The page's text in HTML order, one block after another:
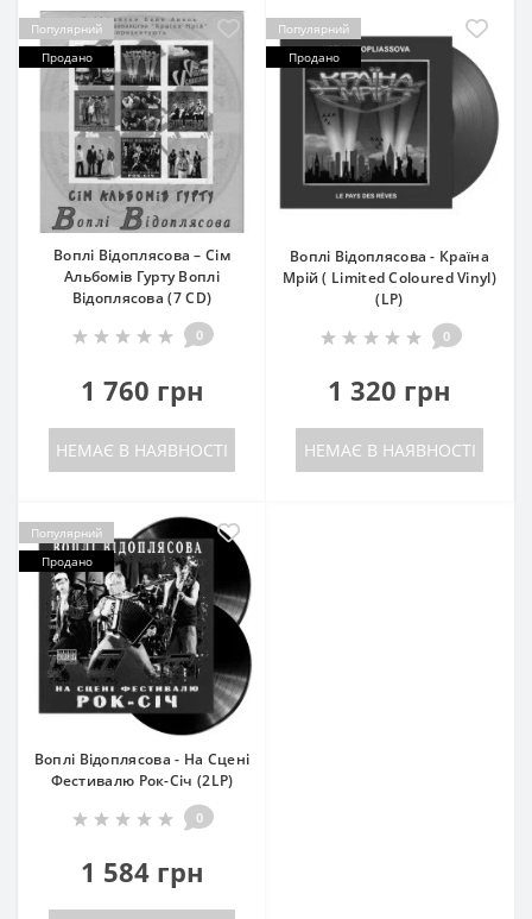
Популярний
Продано
Воплі Відоплясова ‎– Сім
Альбомів Гурту Воплі
Відоплясова (7 CD)
0
1 760 грн
НЕМАЄ В НАЯВНОСТІ
Популярний
Продано
Воплі Відоплясова - Країна
Мрій ( Limited Coloured Vinyl)
(LP)
0
1 320 грн
НЕМАЄ В НАЯВНОСТІ
Популярний
Продано
Воплі Відоплясова - На Сцені
Фестивалю Рок-Січ (2LP)
0
1 584 грн